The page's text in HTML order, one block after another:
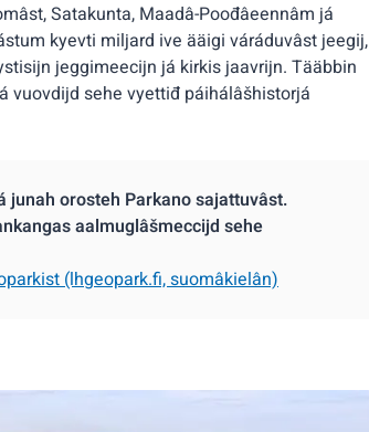
Satakunta, Maadâ-Poođâeennâm já
kyevti miljard ive ääigi váráduvâst jeegij,
jeggimeecijn já kirkis jaavrijn. Tääbbin
vuovdijd sehe vyettiđ páihálâšhistorjá
junah orosteh Parkano sajattuvâst.
aalmuglâšmeccijd sehe
(lhgeopark.fi, suomâkielân)